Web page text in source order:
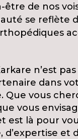
de nos
se reflète
n’est
dans
vous
vous
est là pour
d’expertise et